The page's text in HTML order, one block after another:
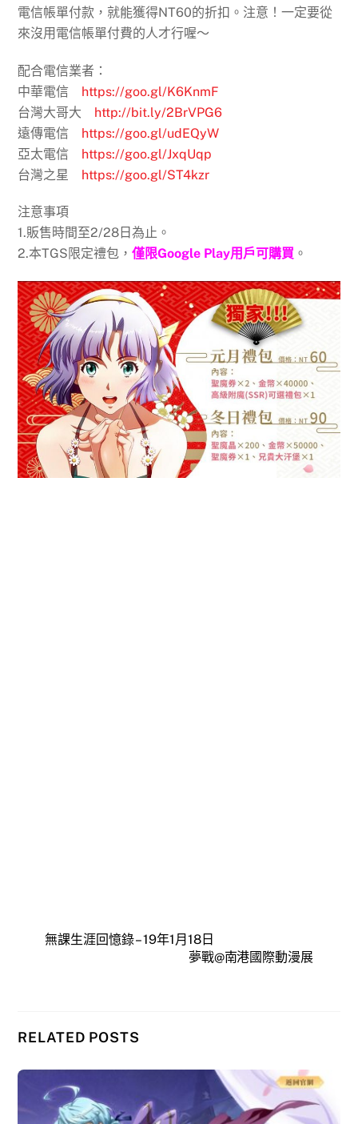
電信帳單付款，就能獲得NT60的折扣。注意！一定要從
來沒用電信帳單付費的人才行喔～
配合電信業者：
中華電信 https://goo.gl/K6KnmF
台灣大哥大 http://bit.ly/2BrVPG6
遠傳電信 https://goo.gl/udEQyW
亞太電信 https://goo.gl/JxqUqp
台灣之星 https://goo.gl/ST4kzr
注意事項
1.販售時間至2/28日為止。
2.本TGS限定禮包，僅限Google Play用戶可購買 。
無課生涯回憶錄 – 19年1月18日
夢戰@南港國際動漫展
RELATED POSTS